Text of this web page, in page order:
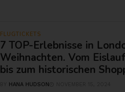
FLUGTICKETS
7 TOP-Erlebnisse in
Weihnachten. Vom
bis zum historischen
HANA HUDSON